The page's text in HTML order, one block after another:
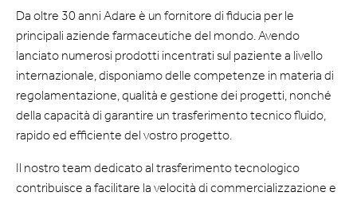
Da oltre 30 anni Adare è un fornitore di fiducia per le
principali aziende farmaceutiche del mondo. Avendo
lanciato numerosi prodotti incentrati sul paziente a livello
internazionale, disponiamo delle competenze in materia di
regolamentazione, qualità e gestione dei progetti, nonché
della capacità di garantire un trasferimento tecnico fluido,
rapido ed efficiente del vostro progetto.
Il nostro team dedicato al trasferimento tecnologico
contribuisce a facilitare la velocità di commercializzazione e